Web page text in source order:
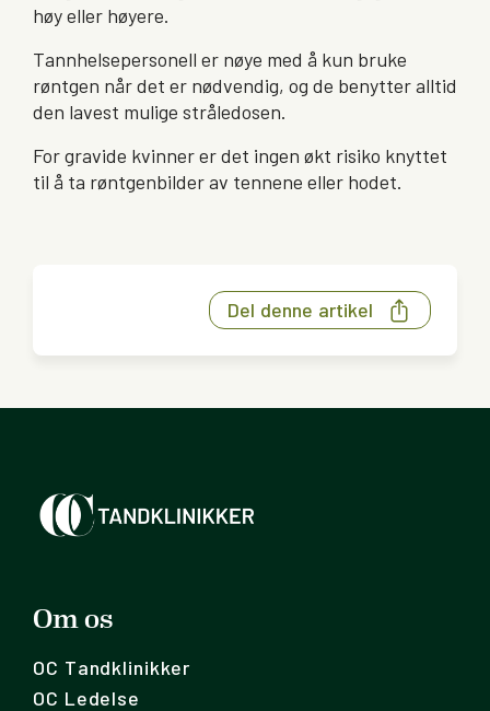
høy eller høyere.
Tannhelsepersonell er nøye med å kun bruke
røntgen når det er nødvendig, og de benytter alltid
den lavest mulige stråledosen.
For gravide kvinner er det ingen økt risiko knyttet
til å ta røntgenbilder av tennene eller hodet.
Del denne artikel
Om os
OC Tandklinikker
OC Ledelse